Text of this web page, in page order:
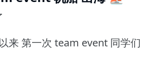
来 第一次 team event 同学们